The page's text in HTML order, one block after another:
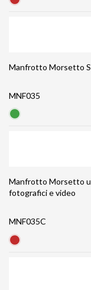
Manfrotto Morsetto
MNF035
Manfrotto Morsetto
fotografici e video
MNF035C